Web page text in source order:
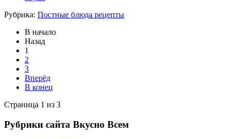
Рубрика: Постные блюда рецепты
В начало
Назад
1
2
3
Вперёд
В конец
Страница 1 из 3
Рубрики сайта Вкусно Всем